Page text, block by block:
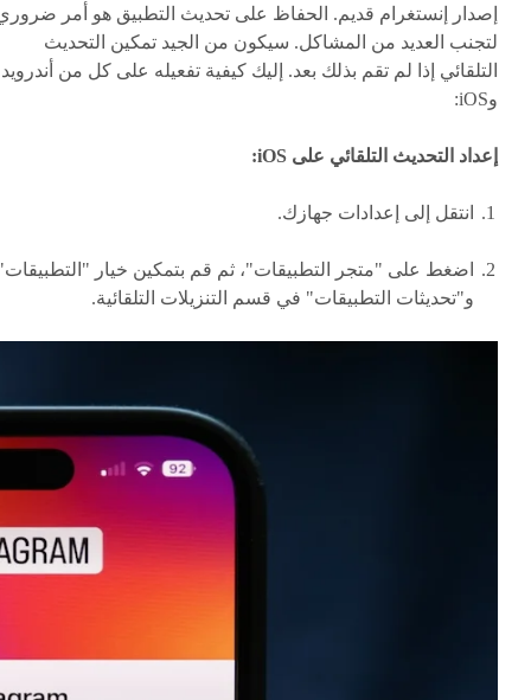
إصدار إنستغرام قديم. الحفاظ على تحديث التطبيق هو أمر
لتجنب العديد من المشاكل. سيكون من الجيد تمكين التحديث
التلقائي إذا لم تقم بذلك بعد. إليك كيفية تفعيله على كل من أندرويد
وiOS:
إعداد التحديث التلقائي على iOS:
انتقل إلى إعدادات جهازك.
اضغط على "متجر التطبيقات"، ثم قم بتمكين خيار
و"تحديثات التطبيقات" في قسم التنزيلات التلقائية.